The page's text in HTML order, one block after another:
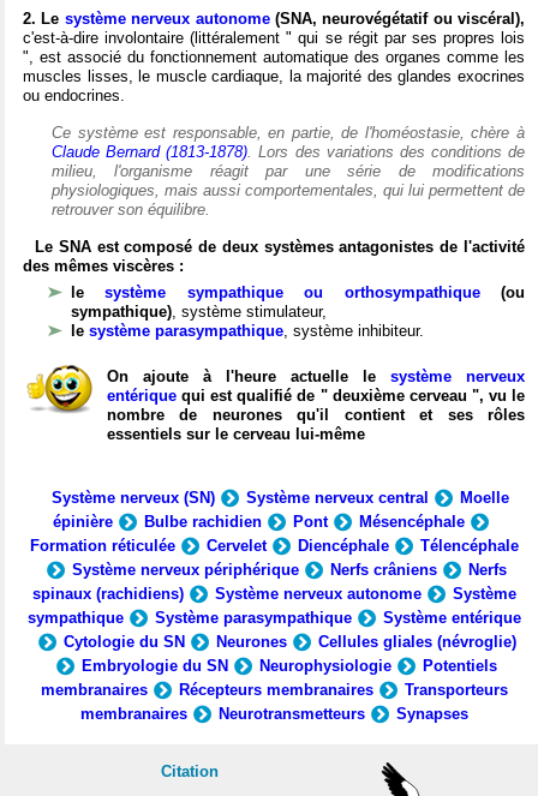
2. Le système nerveux autonome(SNA, neurovégétatif ou viscéral),
c'est-à-dire involontaire (littéralement " qui se régit par ses propres lois
", est associé du fonctionnement automatique des organes comme les
muscles lisses, le muscle cardiaque, la majorité des glandes exocrines
ou endocrines.
Ce système est responsable, en partie, de l'homéostasie, chère à
Claude Bernard (1813-1878). Lors des variations des conditions de
milieu, l'organisme réagit par une série de modifications
physiologiques, mais aussi comportementales, qui lui permettent de
retrouver son équilibre.
Le SNA est composé de deux systèmes antagonistes de l'activité
des mêmes viscères :
lesystème sympathique ou orthosympathique(ou
sympathique), système stimulateur,
le système parasympathique, système inhibiteur.
On ajoute à l'heure actuelle le système nerveux
entérique qui est qualifié de " deuxième cerveau ", vu le
nombre de neurones qu'il contient et ses rôles
essentiels sur le cerveau lui-même
Système nerveux (SN) Système nerveux central
Moelle
épinière
Bulbe rachidien Pont
Mésencéphale
Formation réticulée
Cervelet Diencéphale
Télencéphale
Système nerveux périphérique
Nerfs crâniens
Nerfs
spinaux (rachidiens)
Système nerveux autonome
Système
sympathique
Système parasympathique
Système entérique
Cytologie du SN
Neurones
Cellules gliales (névroglie)
Embryologie du SN
Neurophysiologie
Potentiels
membranaires
Récepteurs membranaires
Transporteurs
membranaires
Neurotransmetteurs Synapses
Citation